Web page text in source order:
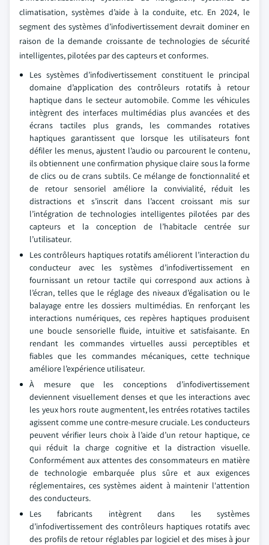
climatisation, systèmes d’aide à la conduite, etc. En 2024, le
segment des systèmes d’infodivertissement devrait dominer en
raison de la demande croissante de technologies de sécurité
intelligentes, pilotées par des capteurs et conformes.
Les systèmes d’infodivertissement constituent le principal
domaine d’application des contrôleurs rotatifs à retour
haptique dans le secteur automobile. Comme les véhicules
intègrent des interfaces multimédias plus avancées et des
écrans tactiles plus grands, les commandes rotatives
haptiques garantissent que lorsque les utilisateurs font
défiler les menus, ajustent l’audio ou parcourent le contenu,
ils obtiennent une confirmation physique claire sous la forme
de clics ou de crans subtils. Ce mélange de fonctionnalité et
de retour sensoriel améliore la convivialité, réduit les
distractions et s’inscrit dans l’accent croissant mis sur
l’intégration de technologies intelligentes pilotées par des
capteurs et la conception de l’habitacle centrée sur
l’utilisateur.
Les contrôleurs haptiques rotatifs améliorent l’interaction du
conducteur avec les systèmes d’infodivertissement en
fournissant un retour tactile qui correspond aux actions à
l’écran, telles que le réglage des niveaux d’égalisation ou le
balayage entre les dossiers multimédias. En renforçant les
interactions numériques, ces repères haptiques produisent
une boucle sensorielle fluide, intuitive et satisfaisante. En
rendant les commandes virtuelles aussi perceptibles et
fiables que les commandes mécaniques, cette technique
améliore l’expérience utilisateur.
À mesure que les conceptions d’infodivertissement
deviennent visuellement denses et que les interactions avec
les yeux hors route augmentent, les entrées rotatives tactiles
agissent comme une contre-mesure cruciale. Les conducteurs
peuvent vérifier leurs choix à l’aide d’un retour haptique, ce
qui réduit la charge cognitive et la distraction visuelle.
Conformément aux attentes des consommateurs en matière
de technologie embarquée plus sûre et aux exigences
réglementaires, ces systèmes aident à maintenir l'attention
des conducteurs.
Les fabricants intègrent dans les systèmes
d’infodivertissement des contrôleurs haptiques rotatifs avec
des profils de retour réglables par logiciel et des mises à jour